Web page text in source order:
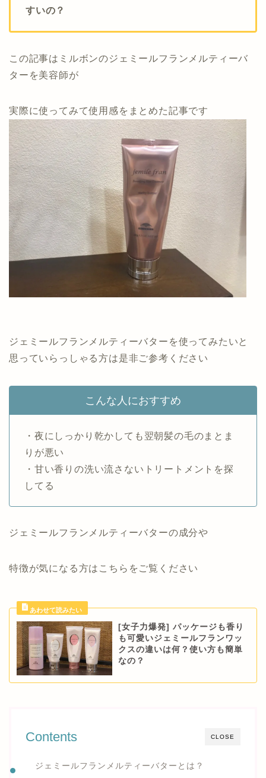
すいの？
この記事はミルボンのジェミールフランメルティーバ
ターを美容師が
実際に使ってみて使用感をまとめた記事です
ジェミールフランメルティーバターを使ってみたいと
思っていらっしゃる方は是非ご参考ください
こんな人におすすめ
・夜にしっかり乾かしても翌朝髪の毛のまとま
りが悪い
・甘い香りの洗い流さないトリートメントを探
してる
ジェミールフランメルティーバターの成分や
特徴が気になる方はこちらをご覧ください
[女子力爆発] パッケージも香り
も可愛いジェミールフランワッ
クスの違いは何？使い方も簡単
なの？
CLOSE
Contents
ジェミールフランメルティーバターとは？